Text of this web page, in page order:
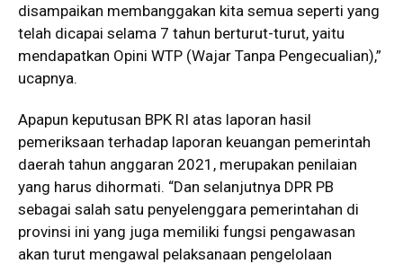
disampaikan membanggakan kita semua seperti yang
telah dicapai selama 7 tahun berturut-turut, yaitu
mendapatkan Opini WTP (Wajar Tanpa Pengecualian),”
ucapnya.
Apapun keputusan BPK RI atas laporan hasil
pemeriksaan terhadap laporan keuangan pemerintah
daerah tahun anggaran 2021, merupakan penilaian
yang harus dihormati. “Dan selanjutnya DPR PB
sebagai salah satu penyelenggara pemerintahan di
provinsi ini yang juga memiliki fungsi pengawasan
akan turut mengawal pelaksanaan pengelolaan